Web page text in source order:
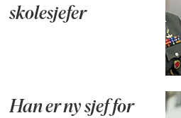
skolesjefer
Han er ny sjef for